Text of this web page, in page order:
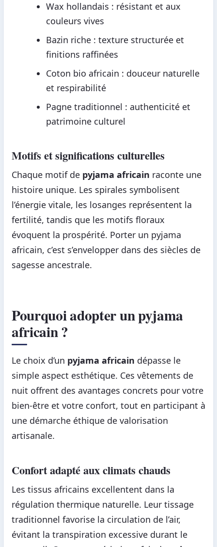
Wax hollandais : résistant et aux
couleurs vives
Bazin riche : texture structurée et
finitions raffinées
Coton bio africain : douceur naturelle
et respirabilité
Pagne traditionnel : authenticité et
patrimoine culturel
Motifs et significations culturelles
Chaque motif de pyjama africain raconte une
histoire unique. Les spirales symbolisent
l’énergie vitale, les losanges représentent la
fertilité, tandis que les motifs floraux
évoquent la prospérité. Porter un pyjama
africain, c’est s’envelopper dans des siècles de
sagesse ancestrale.
Pourquoi adopter un pyjama
africain ?
Le choix d’un pyjama africain dépasse le
simple aspect esthétique. Ces vêtements de
nuit offrent des avantages concrets pour votre
bien-être et votre confort, tout en participant à
une démarche éthique de valorisation
artisanale.
Confort adapté aux climats chauds
Les tissus africains excellentent dans la
régulation thermique naturelle. Leur tissage
traditionnel favorise la circulation de l’air,
évitant la transpiration excessive durant le